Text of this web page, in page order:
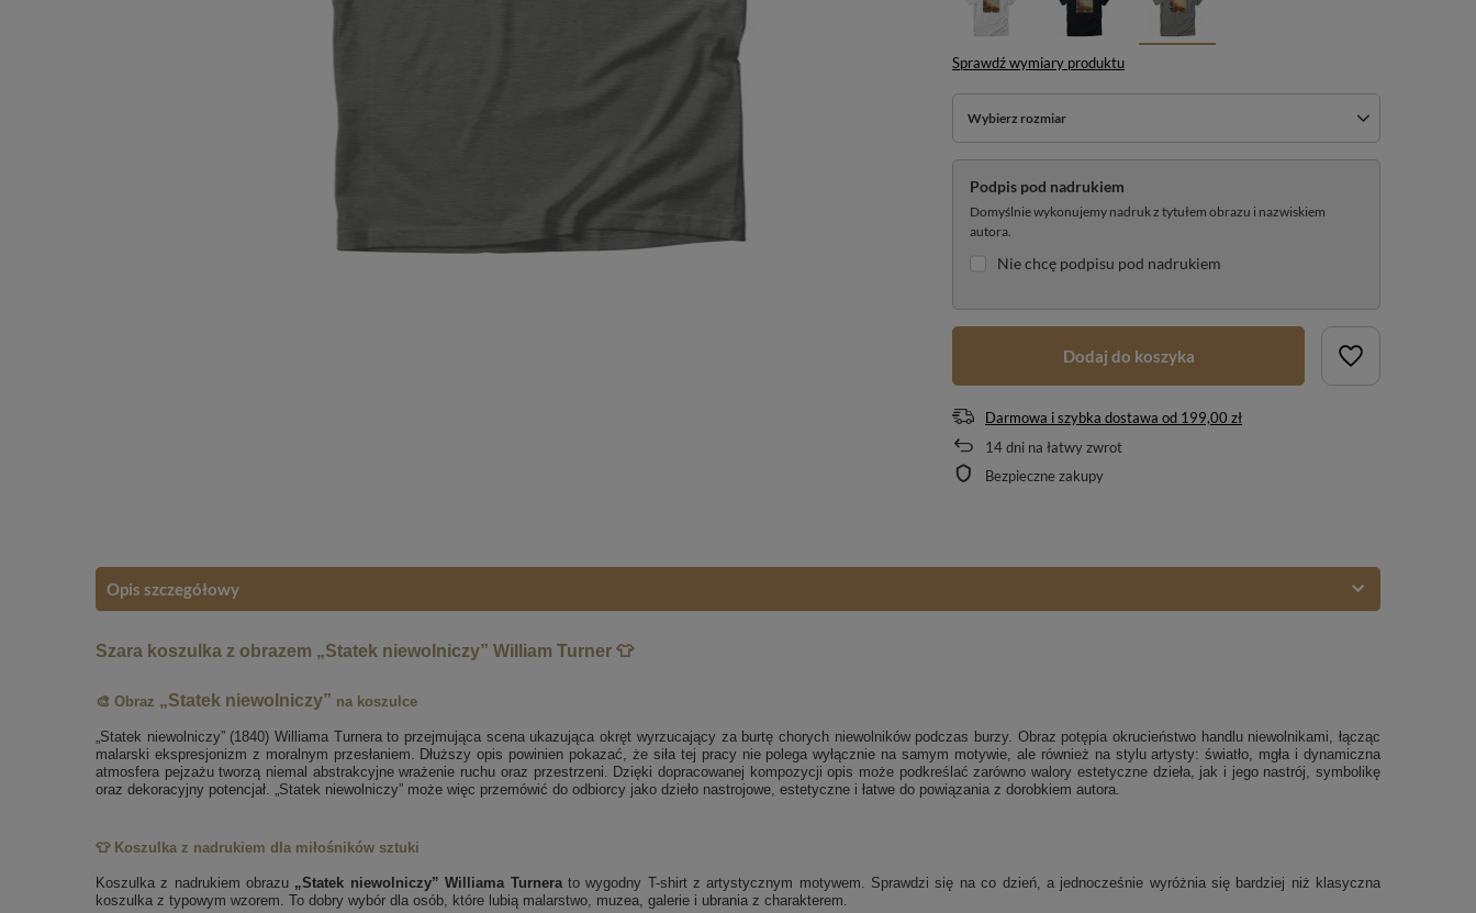
Sprawdź wymiary produktu
Wybierz rozmiar
Podpis pod nadrukiem
Domyślnie wykonujemy nadruk z tytułem obrazu i nazwiskiem
autora.
Nie chcę podpisu pod nadrukiem
Dodaj do koszyka
Darmowa i szybka dostawa od 199,00 zł
14dni na łatwy zwrot
Bezpieczne zakupy
Opis szczegółowy
Szara koszulka z obrazem „Statek niewolniczy” William Turner 👕
🎨 Obraz „Statek niewolniczy” na koszulce
„Statek niewolniczy” (1840) Williama Turnera to przejmująca scena ukazująca okręt wyrzucający za burtę chorych niewolników podczas burzy. Obraz potępia okrucieństwo handlu niewolnikami, łącząc
malarski ekspresjonizm z moralnym przesłaniem. Dłuższy opis powinien pokazać, że siła tej pracy nie polega wyłącznie na samym motywie, ale również na stylu artysty: światło, mgła i dynamiczna
atmosfera pejzażu tworzą niemal abstrakcyjne wrażenie ruchu oraz przestrzeni. Dzięki dopracowanej kompozycji opis może podkreślać zarówno walory estetyczne dzieła, jak i jego nastrój, symbolikę
oraz dekoracyjny potencjał. „Statek niewolniczy” może więc przemówić do odbiorcy jako dzieło nastrojowe, estetyczne i łatwe do powiązania z dorobkiem autora.
👕 Koszulka z nadrukiem dla miłośników sztuki
Koszulka z nadrukiem obrazu „Statek niewolniczy” Williama Turnerato wygodny T-shirt z artystycznym motywem. Sprawdzi się na co dzień, a jednocześnie wyróżnia się bardziej niż klasyczna
koszulka z typowym wzorem. To dobry wybór dla osób, które lubią malarstwo, muzea, galerie i ubrania z charakterem.